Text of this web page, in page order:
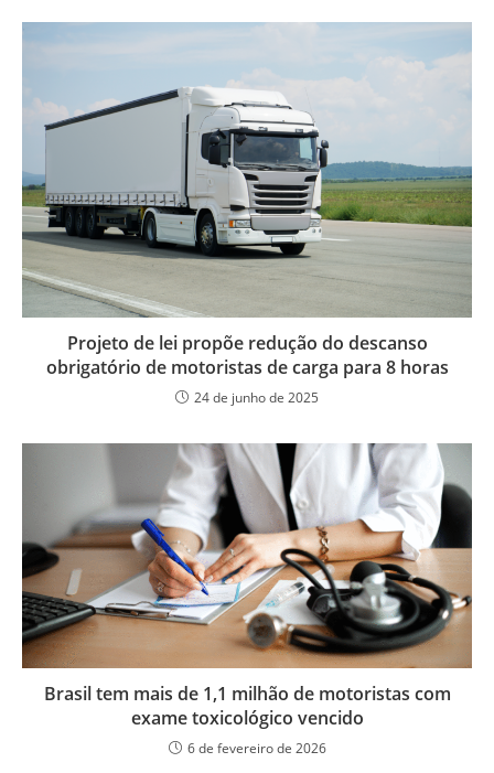
Projeto de lei propõe redução do descanso
obrigatório de motoristas de carga para 8 horas
24 de junho de 2025
Brasil tem mais de 1,1 milhão de motoristas com
exame toxicológico vencido
6 de fevereiro de 2026